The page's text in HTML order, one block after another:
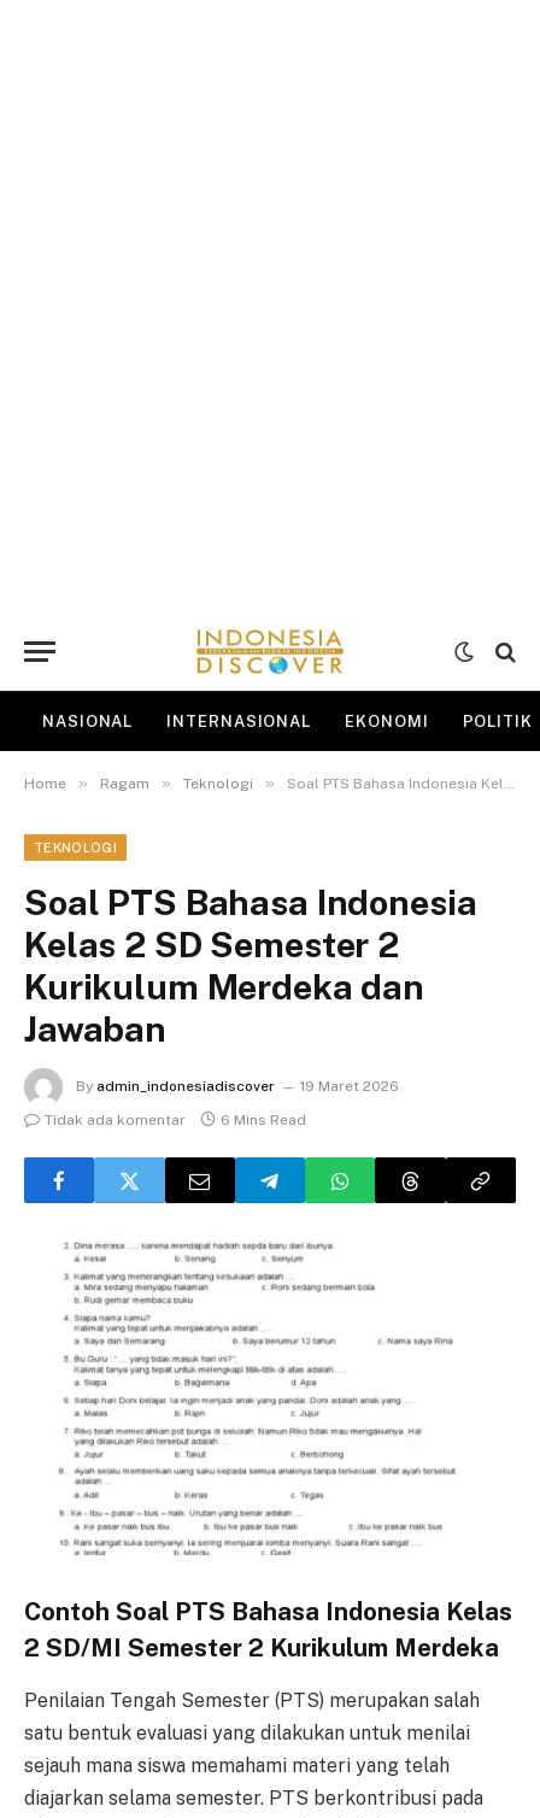
NASIONAL INTERNASIONAL EKONOMI POLITIK
Home » Ragam » Teknologi » Soal PTS Bahasa Indonesia Kelas 2 SD Semester 2 Kurikulum Merdeka dan Jawaban
TEKNOLOGI
Soal PTS Bahasa Indonesia
Kelas 2 SD Semester 2
Kurikulum Merdeka dan
Jawaban
By admin_indonesiadiscover
19 Maret 2026
Tidak ada komentar
6 Mins Read
Contoh Soal PTS Bahasa Indonesia Kelas
2 SD/MI Semester 2 Kurikulum Merdeka
Penilaian Tengah Semester (PTS) merupakan salah
satu bentuk evaluasi yang dilakukan untuk menilai
sejauh mana siswa memahami materi yang telah
diajarkan selama semester. PTS berkontribusi pada